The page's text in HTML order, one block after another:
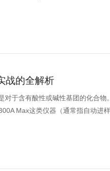
战的全解析
对于含有酸性或碱性基团的化合物
Max这类仪器（通常指自动进